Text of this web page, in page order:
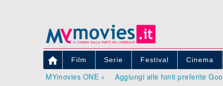
 Film Serie Festival Cinema
MYmovies ONE » Aggiungi alle fonti preferite